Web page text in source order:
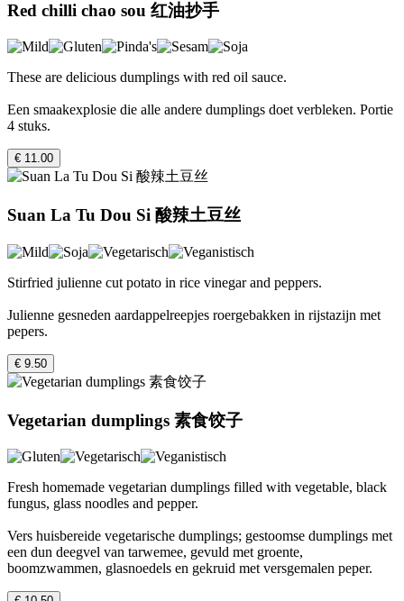
Red chilli chao sou 红油抄手
These are delicious dumplings with red oil sauce.
Een smaakexplosie die alle andere dumplings doet verbleken. Portie
4 stuks.
€ 11.00
Suan La Tu Dou Si 酸辣土豆丝
Stirfried julienne cut potato in rice vinegar and peppers.
Julienne gesneden aardappelreepjes roergebakken in rijstazijn met
pepers.
€ 9.50
Vegetarian dumplings 素食饺子
Fresh homemade vegetarian dumplings filled with vegetable, black
fungus, glass noodles and pepper.
Vers huisbereide vegetarische dumplings; gestoomse dumplings met
een dun deegvel van tarwemee, gevuld met groente,
boomzwammen, glasnoedels en gekruid met versgemalen peper.